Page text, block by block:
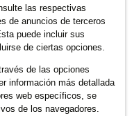
las respectivas
de anuncios de terceros
puede incluir sus
de ciertas opciones.
de las opciones
información más detallada
web específicos, se
de los navegadores.